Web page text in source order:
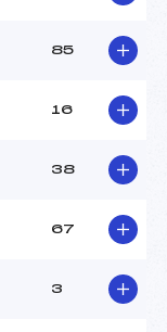
87.3100
Min
85
16
38
67
3